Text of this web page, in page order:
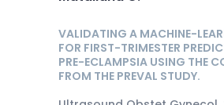
VALIDATING A MACHINE-
FOR FIRST-TRIMESTER
PRE-ECLAMPSIA USING THE
FROM THE PREVAL STUDY.